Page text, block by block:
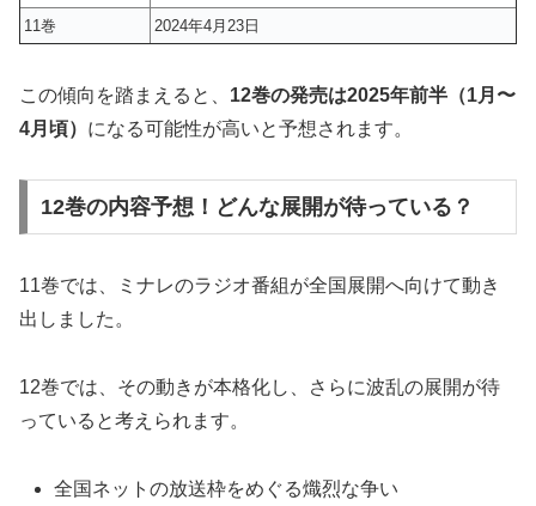
11巻
2024年4月23日
この傾向を踏まえると、 12巻の発売は2025年前半（1月〜
4月頃） になる可能性が高いと予想されます。
12巻の内容予想！どんな展開が待っている？
11巻では、ミナレのラジオ番組が全国展開へ向けて動き
出しました。
12巻では、その動きが本格化し、さらに波乱の展開が待
っていると考えられます。
全国ネットの放送枠をめぐる熾烈な争い